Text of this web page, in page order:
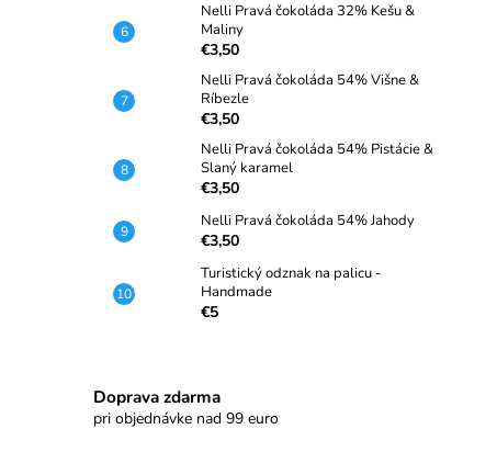
Nelli Pravá čokoláda 32% Kešu &
Maliny
€3,50
Nelli Pravá čokoláda 54% Višne &
Ríbezle
€3,50
Nelli Pravá čokoláda 54% Pistácie &
Slaný karamel
€3,50
Nelli Pravá čokoláda 54% Jahody
€3,50
Turistický odznak na palicu -
Handmade
€5
Doprava zdarma
pri objednávke nad 99 euro